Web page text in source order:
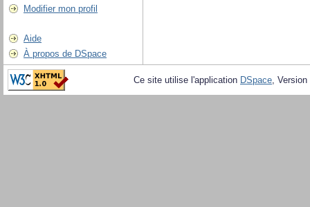
Modifier mon profil
Aide
À propos de DSpace
Ce site utilise l'application DSpace,